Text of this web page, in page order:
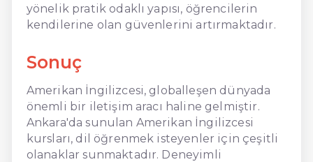
yönelik pratik odaklı yapısı, öğrencilerin
kendilerine olan güvenlerini artırmaktadır.
Sonuç
Amerikan İngilizcesi, globalleşen dünyada
önemli bir iletişim aracı haline gelmiştir.
Ankara'da sunulan Amerikan İngilizcesi
kursları, dil öğrenmek isteyenler için çeşitli
olanaklar sunmaktadır. Deneyimli